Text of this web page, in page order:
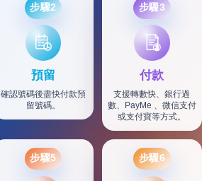
步驟2
預留
確認號碼後盡快付款預
留號碼。
步驟3
付款
支援轉數快、銀行過
數、PayMe 、微信支付
或支付寶等方式。
步驟5 步驟6